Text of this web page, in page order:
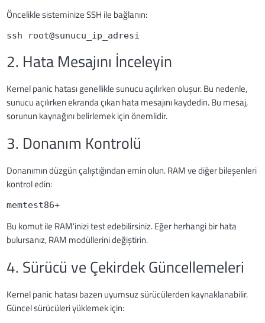
Öncelikle sisteminize SSH ile bağlanın:
ssh root@sunucu_ip_adresi
2. Hata Mesajını İnceleyin
Kernel panic hatası genellikle sunucu açılırken oluşur. Bu nedenle,
sunucu açılırken ekranda çıkan hata mesajını kaydedin. Bu mesaj,
sorunun kaynağını belirlemek için önemlidir.
3. Donanım Kontrolü
Donanımın düzgün çalıştığından emin olun. RAM ve diğer bileşenleri
kontrol edin:
memtest86+
Bu komut ile RAM'inizi test edebilirsiniz. Eğer herhangi bir hata
bulursanız, RAM modüllerini değiştirin.
4. Sürücü ve Çekirdek Güncellemeleri
Kernel panic hatası bazen uyumsuz sürücülerden kaynaklanabilir.
Güncel sürücüleri yüklemek için: